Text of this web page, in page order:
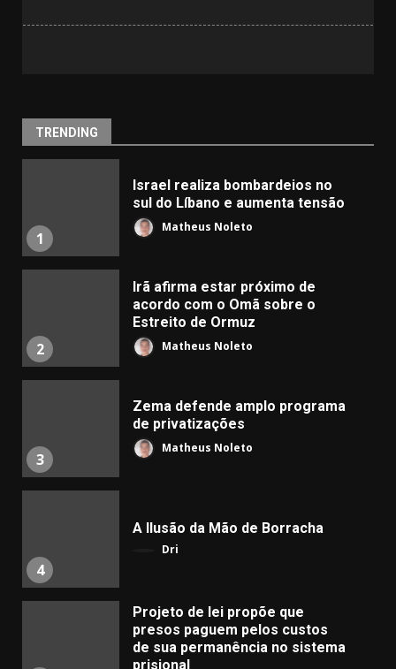
TRENDING
1
Israel realiza bombardeios no
sul do Líbano e aumenta tensão
Matheus Noleto
2
Irã afirma estar próximo de
acordo com o Omã sobre o
Estreito de Ormuz
Matheus Noleto
3
Zema defende amplo programa
de privatizações
Matheus Noleto
4
A Ilusão da Mão de Borracha
Dri
Projeto de lei propõe que
presos paguem pelos custos
de sua permanência no sistema
prisional